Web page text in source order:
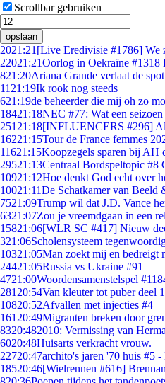
Scrollbar gebruiken
opslaan
2021:21 [Live Eredivisie #1786] We
22021:21Oorlog in Oekraïne #1318
821:20Ariana Grande verlaat de
11 21:19Ik rook nog steeds
621:19de beheerder die mij oh zo
18421:18NEC #77: Wat een
251 21:18[INFLUENCERS #296]
16221:15Tour de France femmes
11621:15Koopzegels sparen bij AH
29521:13Centraal Bordspeltopic #8
10921:12Hoe denkt God echt over
10021:11De Schatkamer van Beeld
7521:09Trump wil dat J.D. Vance
6321:07Zou je vreemdgaan in een
15821:06[WLR SC #417] Nieuw
321:06Scholensysteem
10321:05Man zoekt mij en bedreigt
24421:05Russia vs Ukraine #91
4721:00Woordensamenstelspel
281 20:54Van kleuter tot puber deel
10820:52Afvallen met injecties #4
161 20:49Migranten breken door
8320:482010: Vermissing van
6020:48Huisarts verkracht vrouw.
22720:47archito's jaren '70 huis #5
18520:46[Wielrennen #616]